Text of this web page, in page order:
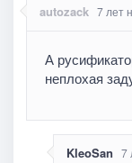
autozack 7 лет
А
неплохая
KleoSan 7